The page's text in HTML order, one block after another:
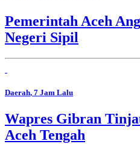
Pemerintah Aceh
Negeri Sipil
Daerah, 7 Jam Lalu
Wapres Gibran
Aceh Tengah